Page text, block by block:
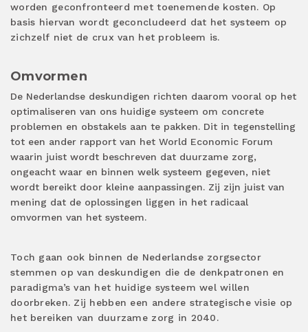
worden geconfronteerd met toenemende kosten. Op
basis hiervan wordt geconcludeerd dat het systeem op
zichzelf niet de crux van het probleem is.
Omvormen
De Nederlandse deskundigen richten daarom vooral op het
optimaliseren van ons huidige systeem om concrete
problemen en obstakels aan te pakken. Dit in tegenstelling
tot een ander rapport van het World Economic Forum
waarin juist wordt beschreven dat duurzame zorg,
ongeacht waar en binnen welk systeem gegeven, niet
wordt bereikt door kleine aanpassingen. Zij zijn juist van
mening dat de oplossingen liggen in het radicaal
omvormen van het systeem.
Toch gaan ook binnen de Nederlandse zorgsector
stemmen op van deskundigen die de denkpatronen en
paradigma’s van het huidige systeem wel willen
doorbreken. Zij hebben een andere strategische visie op
het bereiken van duurzame zorg in 2040.